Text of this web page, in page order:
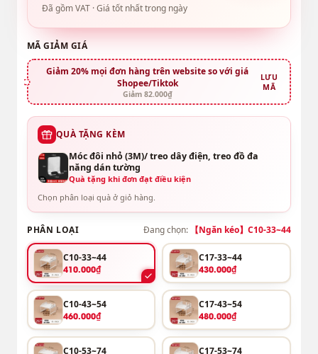
Đã gồm VAT · Giá tốt nhất trong ngày
MÃ GIẢM GIÁ
Giảm 20% mọi đơn hàng trên website so với giá
Shopee/Tiktok
Giảm 82.000₫
LƯU
MÃ
QUÀ TẶNG KÈM
Móc đôi nhỏ (3M)/ treo dây điện, treo đồ đa
năng dán tường
Quà tặng khi đơn đạt điều kiện
Chọn phân loại quà ở giỏ hàng.
PHÂN LOẠI Đang chọn: 【Ngăn kéo】C10-33~44
C10-33~44
410.000₫
C17-33~44
430.000₫
C10-43~54
460.000₫
C17-43~54
480.000₫
C10-53~74
C17-53~74